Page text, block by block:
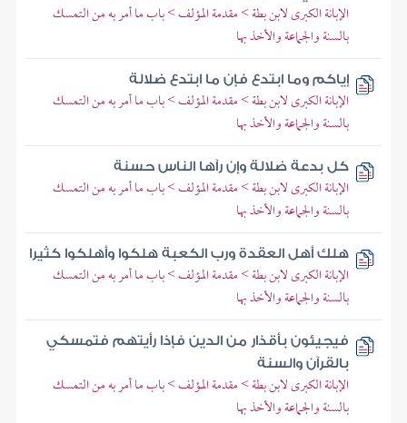
الإبانة الكبرى لابن بطة > مقدمة المؤلف > باب ما أمر به من التمسك
بالسنة والجماعة والأخذ بها
إياكم وما ابتدع فإن ما ابتدع ضلالة
الإبانة الكبرى لابن بطة > مقدمة المؤلف > باب ما أمر به من التمسك
بالسنة والجماعة والأخذ بها
كل بدعة ضلالة وإن رآها الناس حسنة
الإبانة الكبرى لابن بطة > مقدمة المؤلف > باب ما أمر به من التمسك
بالسنة والجماعة والأخذ بها
هلك أهل العقدة ورب الكعبة هلكوا وأهلكوا كثيرا
الإبانة الكبرى لابن بطة > مقدمة المؤلف > باب ما أمر به من التمسك
بالسنة والجماعة والأخذ بها
فيجيئون بأقذار من الدين فإذا رأيتهم فتمسكي
بالقرآن والسنة
الإبانة الكبرى لابن بطة > مقدمة المؤلف > باب ما أمر به من التمسك
بالسنة والجماعة والأخذ بها